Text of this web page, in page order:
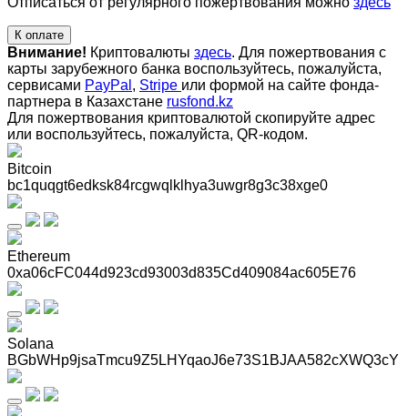
К оплате
Внимание! Криптовалюты здесь. Для пожертвования с
карты зарубежного банка воспользуйтесь, пожалуйста,
сервисами PayPal , Stripe или формой на сайте фонда-
партнера в Казахстане rusfond.kz
Для пожертвования криптовалютой скопируйте адрес
или воспользуйтесь, пожалуйста, QR-кодом.
Bitcoin
bc1quqgt6edksk84rcgwqlklhya3uwgr8g3c38xge0
Ethereum
0xa06cFC044d923cd93003d835Cd409084ac605E76
Solana
BGbWHp9jsaTmcu9Z5LHYqaoJ6e73S1BJAA582cXWQ3cY